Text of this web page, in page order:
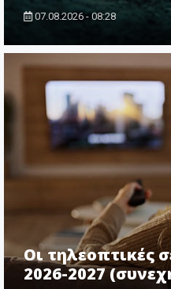
07.08.2026 - 08:28
Οι τηλεοπτικές
2026-2027